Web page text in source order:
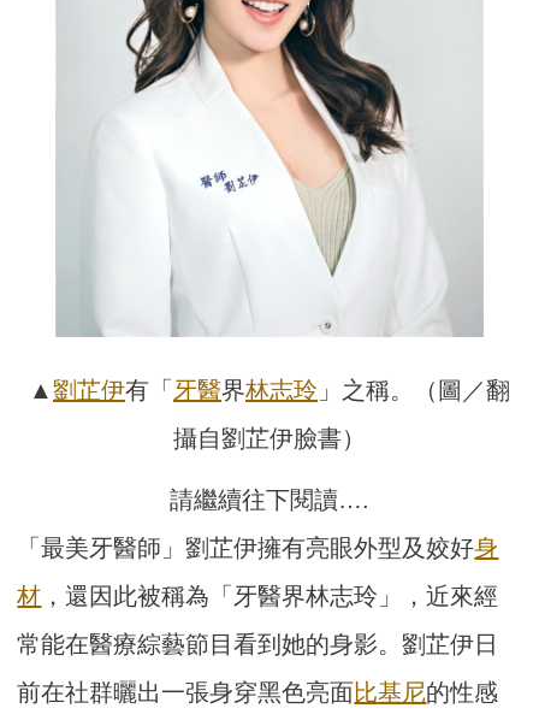
▲ 劉芷伊有「 牙醫界林志玲 」之稱。（圖／翻
攝自劉芷伊臉書）
請繼續往下閱讀….
「最美牙醫師」劉芷伊擁有亮眼外型及姣好身
材 ，還因此被稱為「牙醫界林志玲」，近來經
常能在醫療綜藝節目看到她的身影。劉芷伊日
前在社群曬出一張身穿黑色亮面比基尼的性感